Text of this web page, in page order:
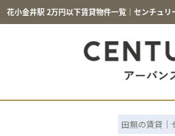
花小金井駅 2万円以下賃貸物件一覧｜センチュリ
田無の賃貸｜